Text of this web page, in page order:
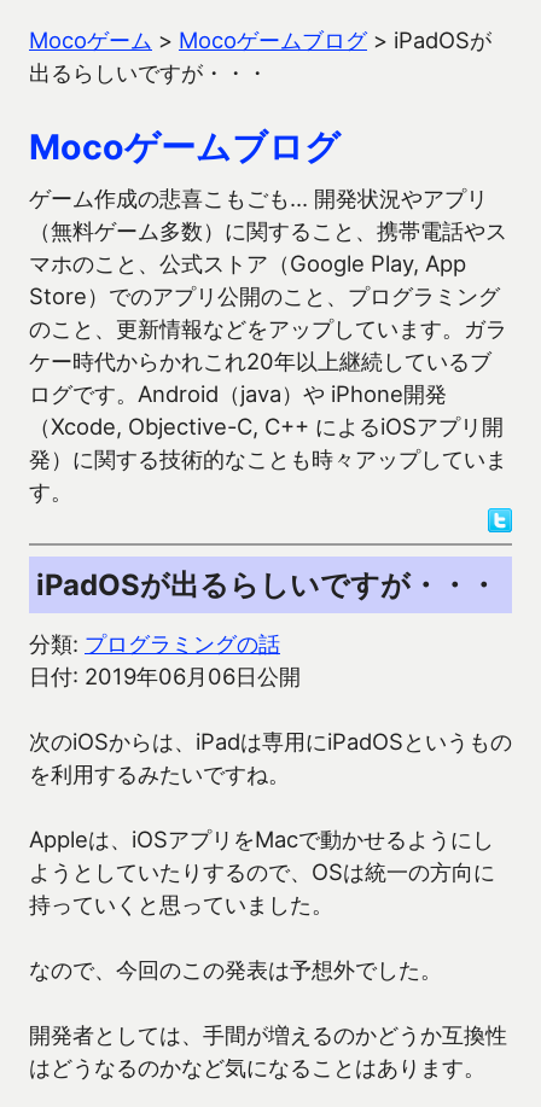
Mocoゲーム > Mocoゲームブログ> iPadOSが
出るらしいですが・・・
Mocoゲームブログ
ゲーム作成の悲喜こもごも… 開発状況やアプリ
（無料ゲーム多数）に関すること、携帯電話やス
マホのこと、公式ストア（Google Play, App
Store）でのアプリ公開のこと、プログラミング
のこと、更新情報などをアップしています。ガラ
ケー時代からかれこれ20年以上継続しているブ
ログです。Android（java）や iPhone開発
（Xcode, Objective-C, C++ によるiOSアプリ開
発）に関する技術的なことも時々アップしていま
す。
iPadOSが出るらしいですが・・・
分類: プログラミングの話
日付: 2019年06月06日公開
次のiOSからは、iPadは専用にiPadOSというもの
を利用するみたいですね。
Appleは、iOSアプリをMacで動かせるようにし
ようとしていたりするので、OSは統一の方向に
持っていくと思っていました。
なので、今回のこの発表は予想外でした。
開発者としては、手間が増えるのかどうか互換性
はどうなるのかなど気になることはあります。